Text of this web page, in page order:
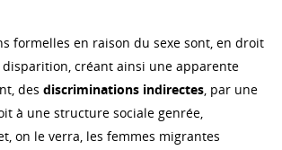
formelles en raison du sexe sont, en droit
disparition, créant ainsi une apparente
des discriminations indirectes, par une
à une structure sociale genrée,
on le verra, les femmes migrantes